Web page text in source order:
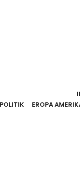
POLITIK
EROPA AMERIKA